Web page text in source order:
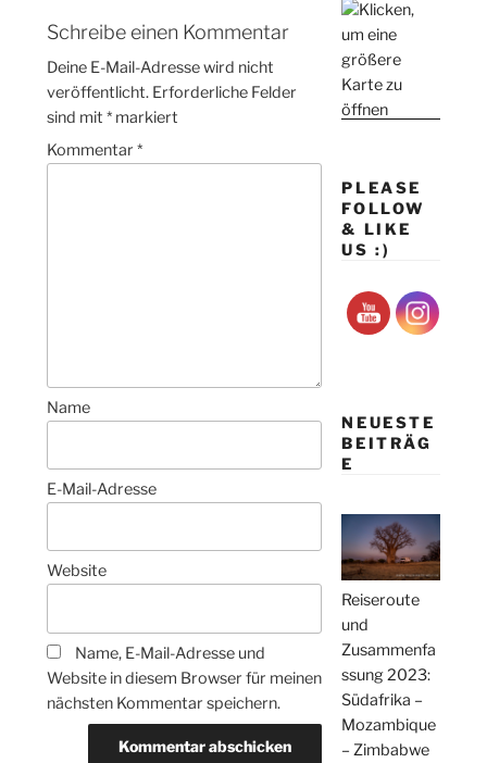
Schreibe einen Kommentar
Deine E-Mail-Adresse wird nicht
veröffentlicht. Erforderliche Felder
sind mit* markiert
Kommentar*
Name
E-Mail-Adresse
Website
Name, E-Mail-Adresse und
Website in diesem Browser für meinen
nächsten Kommentar speichern.
PLEASE
FOLLOW
& LIKE
US :)
NEUESTE
BEITRÄG
E
Reiseroute
und
Zusammenfa
ssung 2023:
Südafrika –
Mozambique
– Zimbabwe